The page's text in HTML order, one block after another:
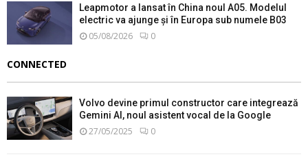
Leapmotor a lansat în China noul A05. Modelul
electric va ajunge și în Europa sub numele B03
05/08/2026 0
CONNECTED
Volvo devine primul constructor care integrează
Gemini AI, noul asistent vocal de la Google
27/05/2025 0